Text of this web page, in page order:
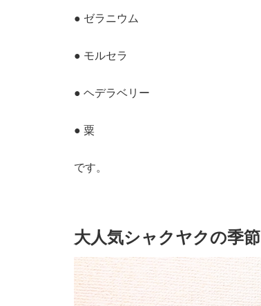
● ゼラニウム
● モルセラ
● ヘデラベリー
● 粟
です。
大人気シャクヤクの季節